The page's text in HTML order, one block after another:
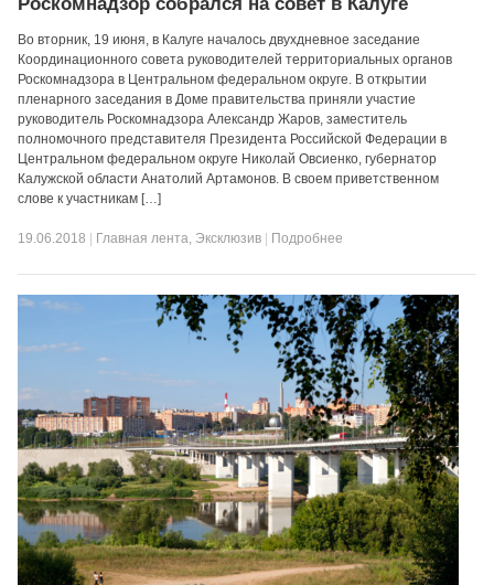
Во вторник, 19 июня, в Калуге началось двухдневное заседание
Координационного совета руководителей территориальных органов
Роскомнадзора в Центральном федеральном округе. В открытии
пленарного заседания в Доме правительства приняли участие
руководитель Роскомнадзора Александр Жаров, заместитель
полномочного представителя Президента Российской Федерации в
Центральном федеральном округе Николай Овсиенко, губернатор
Калужской области Анатолий Артамонов. В своем приветственном
слове к участникам […]
19.06.2018 Главная лента, Эксклюзив Подробнее